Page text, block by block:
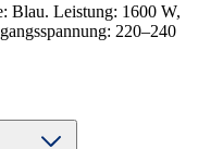
Blau. Leistung: 1600 W,
220–240